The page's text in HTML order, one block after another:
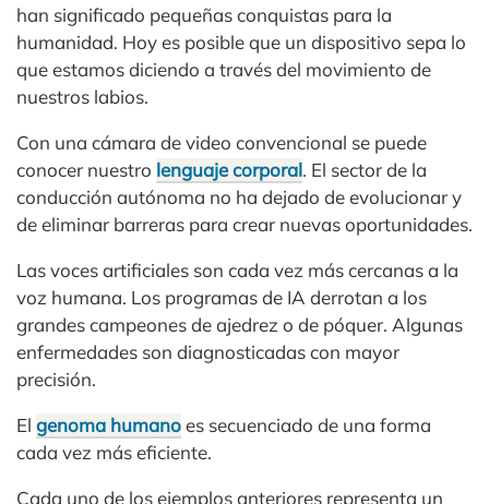
han significado pequeñas conquistas para la
humanidad. Hoy es posible que un dispositivo sepa lo
que estamos diciendo a través del movimiento de
nuestros labios.
Con una cámara de video convencional se puede
conocer nuestro lenguaje corporal. El sector de la
conducción autónoma no ha dejado de evolucionar y
de eliminar barreras para crear nuevas oportunidades.
Las voces artificiales son cada vez más cercanas a la
voz humana. Los programas de IA derrotan a los
grandes campeones de ajedrez o de póquer. Algunas
enfermedades son diagnosticadas con mayor
precisión.
El genoma humanoes secuenciado de una forma
cada vez más eficiente.
Cada uno de los ejemplos anteriores representa un